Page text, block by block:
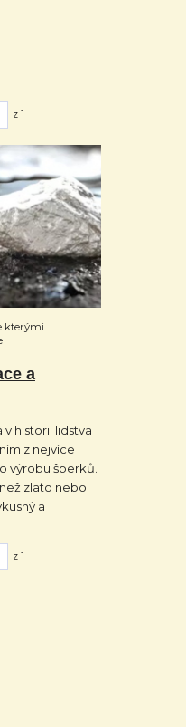
z 1
a
kterými
historii lidstva
z nejvíce
výrobu šperků.
zlato nebo
a
z 1